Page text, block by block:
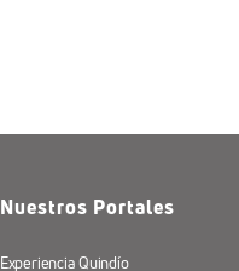
Nuestros Portales
Experiencia Quindío